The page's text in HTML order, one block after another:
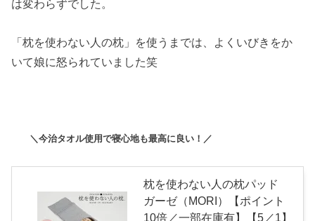
は変わらずでした。
「枕を使わない人の枕」を使うまでは、よくいびきをか
いて娘に怒られていました笑
＼今治タオル使用で寝心地も最高に良い！／
枕を使わない人の枕パッド
ガーゼ（MORI）【ポイント
10倍／一部在庫有】【5／1】